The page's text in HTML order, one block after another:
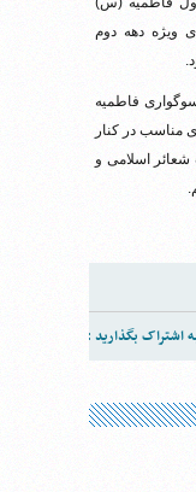
ویژه دهه دوم
سوگواری فاطمیه
مناسب در کنار
شعائر اسلامی و
اشتراک بگذارید :